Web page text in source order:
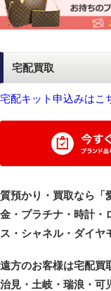
宅配買取
宅配キット申込みはこ
質預かり・買取なら「
金・プラチナ・時計・
ス・シャネル・ダイヤ
遠方のお客様は宅配買
治見・土岐・瑞浪・可